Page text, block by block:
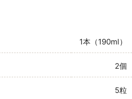
1本（190ml）
2個
5粒